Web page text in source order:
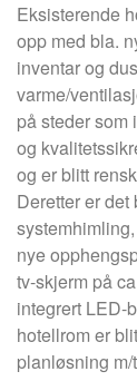
Eksisterende
opp med bla.
inventar og
varme/
på steder som
og
og er blitt
Deretter er
nye
tv-skjerm på
integrert LED-
hotellrom er
planløsning